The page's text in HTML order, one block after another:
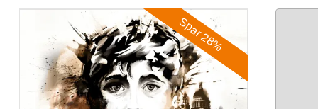
Spar 28%